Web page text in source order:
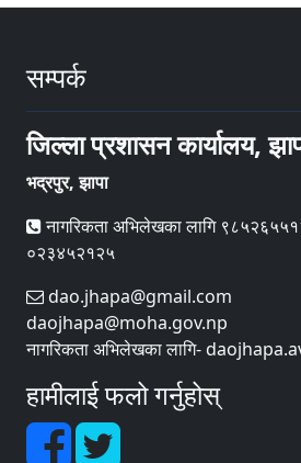
सम्पर्क
जिल्ला प्रशासन कार्यालय,
भद्रपुर, झापा
नागरिकता अभिलेखका लागि
०२३४५२१२५
dao.jhapa@gmail.com
daojhapa@moha.gov.np
नागरिकता अभिलेखका लागि-
हामीलाई फलो गर्नुहोस्